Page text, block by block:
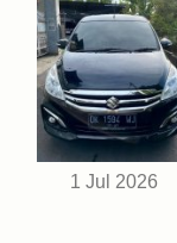
1 Jul 2026